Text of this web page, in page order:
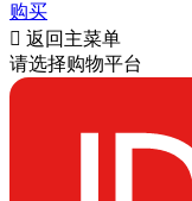
购买
 返回主菜单
请选择购物平台